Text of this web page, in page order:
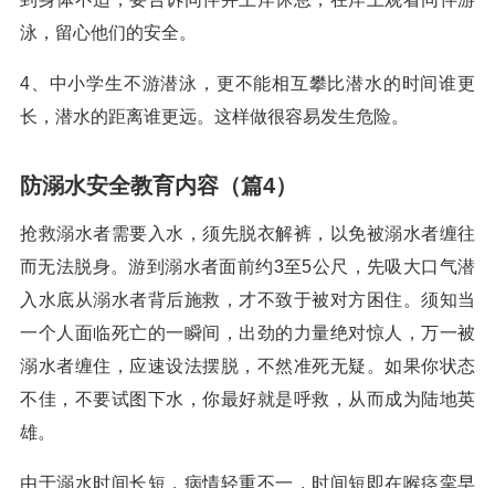
泳，留心他们的安全。
4、中小学生不游潜泳，更不能相互攀比潜水的时间谁更
长，潜水的距离谁更远。这样做很容易发生危险。
防溺水安全教育内容（篇4）
抢救溺水者需要入水，须先脱衣解裤，以免被溺水者缠往
而无法脱身。游到溺水者面前约3至5公尺，先吸大口气潜
入水底从溺水者背后施救，才不致于被对方困住。须知当
一个人面临死亡的一瞬间，出劲的力量绝对惊人，万一被
溺水者缠住，应速设法摆脱，不然准死无疑。如果你状态
不佳，不要试图下水，你最好就是呼救，从而成为陆地英
雄。
由于溺水时间长短，病情轻重不一，时间短即在喉痉挛早